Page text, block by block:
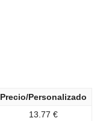
Precio/Personalizado
13.77 €